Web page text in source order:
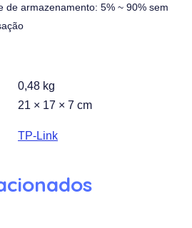
de armazenamento: 5% ~ 90% sem
0,48 kg
21 × 17 × 7 cm
TP-Link